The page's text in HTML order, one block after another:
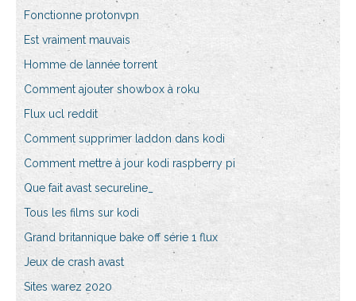
Fonctionne protonvpn
Est vraiment mauvais
Homme de lannée torrent
Comment ajouter showbox à roku
Flux ucl reddit
Comment supprimer laddon dans kodi
Comment mettre à jour kodi raspberry pi
Que fait avast secureline_
Tous les films sur kodi
Grand britannique bake off série 1 flux
Jeux de crash avast
Sites warez 2020